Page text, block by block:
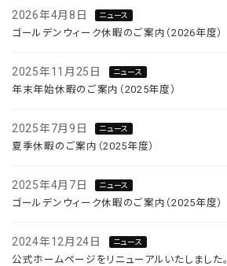
2026年4月8日 ニュース
ゴールデンウィーク休暇のご案内（2026年度）
2025年11月25日 ニュース
年末年始休暇のご案内（2025年度）
2025年7月9日 ニュース
夏季休暇のご案内（2025年度）
2025年4月7日 ニュース
ゴールデンウィーク休暇のご案内（2025年度）
2024年12月24日 ニュース
公式ホームページをリニューアルいたしました。